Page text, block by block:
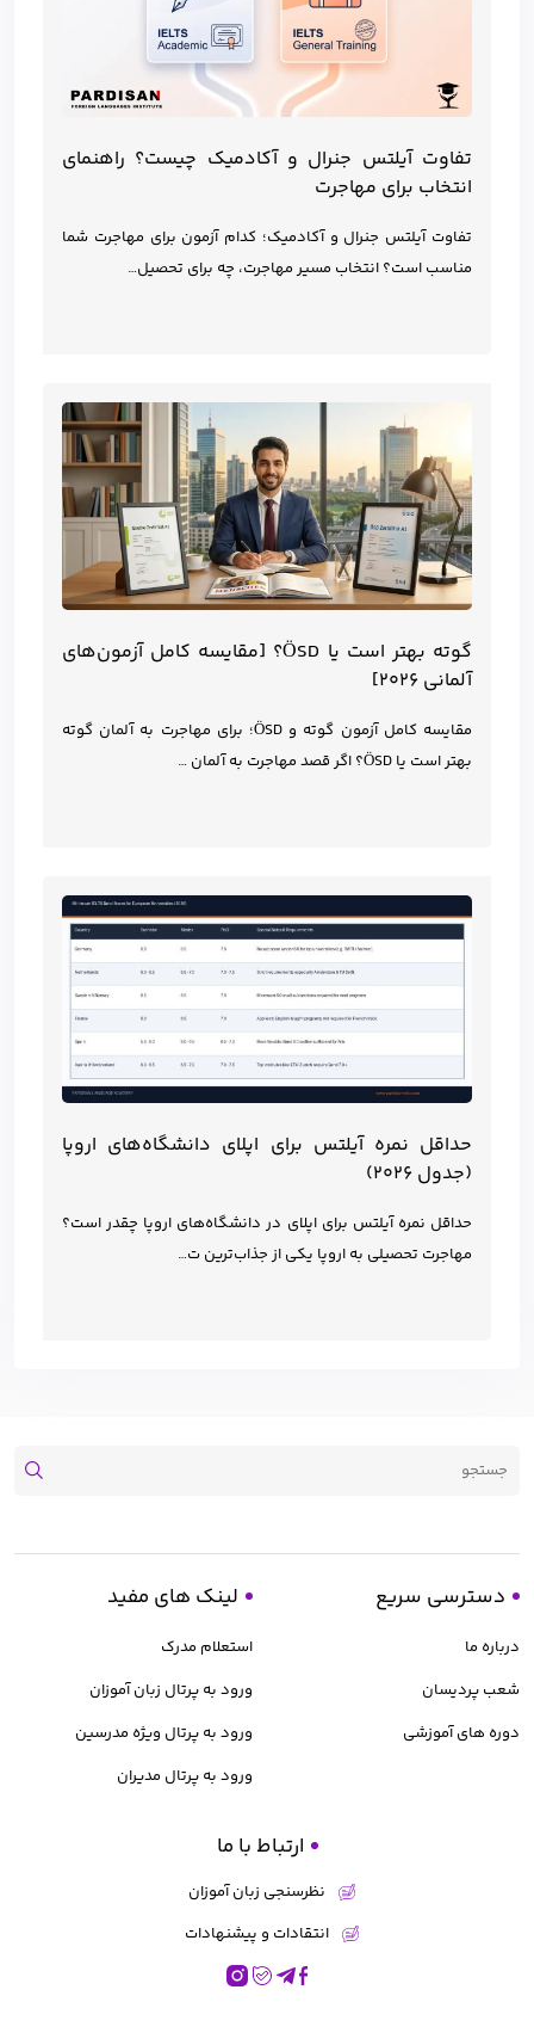
تفاوت آیلتس جنرال و آکادمیک چیست؟ راهنمای
انتخاب برای مهاجرت
تفاوت آیلتس جنرال و آکادمیک؛ کدام آزمون برای مهاجرت شما
مناسب است؟ انتخاب مسیر مهاجرت، چه برای تحصیل…
گوته بهتر است یا ÖSD؟ [مقایسه کامل آزمون‌های
آلمانی ۲۰۲۶]
مقایسه کامل آزمون گوته و ÖSD؛ برای مهاجرت به آلمان گوته
بهتر است یا ÖSD؟ اگر قصد مهاجرت به آلمان …
حداقل نمره آیلتس برای اپلای دانشگاه‌های اروپا
(جدول ۲۰۲۶)
حداقل نمره آیلتس برای اپلای در دانشگاه‌های اروپا چقدر است؟
مهاجرت تحصیلی به اروپا یکی از جذاب‌ترین ت…
دسترسی سریع
درباره ما
شعب پردیسان
دوره های آموزشی
لینک های مفید
استعلام مدرک
ورود به پرتال زبان آموزان
ورود به پرتال ویژه مدرسین
ورود به پرتال مدیران
ارتباط با ما
نظرسنجی زبان آموزان
انتقادات و پیشنهادات